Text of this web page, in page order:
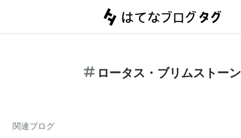
ロータス・ブリムストーン
関連ブログ